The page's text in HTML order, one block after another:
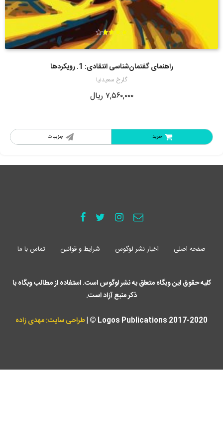
راهنمای گفتمان‌شناسی انتقادی: 1. رویکردها
گلرخ سعیدنیا
امتیاز
از 5
۷,۵۶۰,۰۰۰ ریال
جزییات خرید
صفحه اصلی اخبار نشر لوگوس شرایط و قوانین تماس با ما
کلیه حقوق این وبگاه متعلق به نشر لوگوس است. استفاده از مطالب وبگاه با
ذکر منبع آزاد است.
Logos Publications 2017-2020 © | طراحی سایت: مهدی زاده